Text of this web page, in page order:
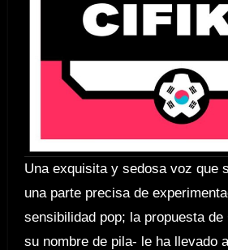
Una exquisita y sedosa voz que
una parte precisa de
sensibilidad pop; la propuesta de
su nombre de pila- le ha llevado